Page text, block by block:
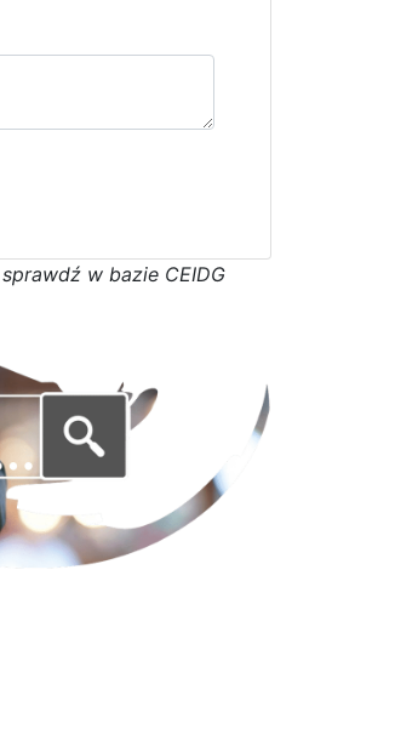
sprawdź w bazie CEIDG